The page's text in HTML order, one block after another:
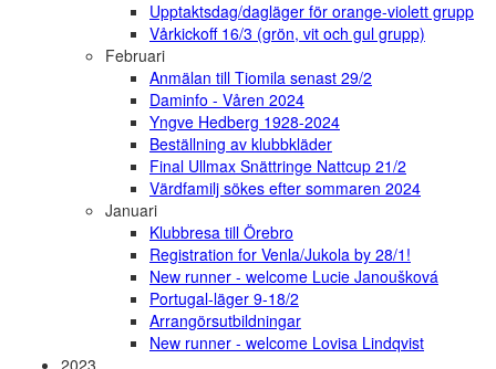
Upptaktsdag/dagläger för orange-violett grupp
Vårkickoff 16/3 (grön, vit och gul grupp)
Februari
Anmälan till Tiomila senast 29/2
Daminfo - Våren 2024
Yngve Hedberg 1928-2024
Beställning av klubbkläder
Final Ullmax Snättringe Nattcup 21/2
Värdfamilj sökes efter sommaren 2024
Januari
Klubbresa till Örebro
Registration for Venla/Jukola by 28/1!
New runner - welcome Lucie Janoušková
Portugal-läger 9-18/2
Arrangörsutbildningar
New runner - welcome Lovisa Lindqvist
2023